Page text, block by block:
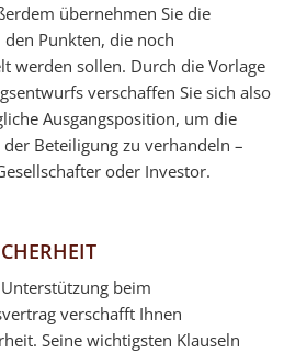
übernehmen Sie die
den Punkten, die noch
werden sollen. Durch die Vorlage
verschaffen Sie sich also
Ausgangsposition, um die
Beteiligung zu verhandeln –
oder Investor.
beim
verschafft Ihnen
Seine wichtigsten Klauseln